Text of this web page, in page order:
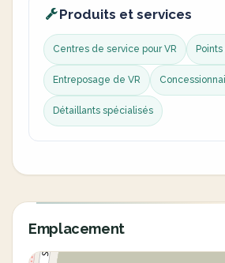
Produits et services
Centres de service pour VR
Entreposage de VR
Détaillants spécialisés
Emplacement